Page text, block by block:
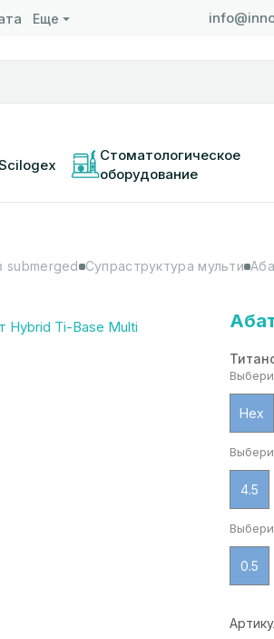
Еще
Стоматологическое
оборудование
submerged Супраструктура мульти
Hex
4.5
0.5